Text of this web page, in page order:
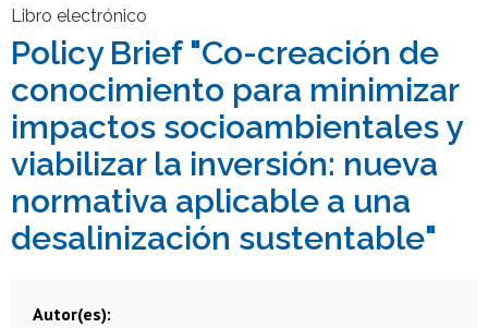
Funcionarias/os
Egresadas/os
Libro electrónico
Policy Brief "Co-creación de
conocimiento para minimizar
impactos socioambientales y
viabilizar la inversión: nueva
normativa aplicable a una
desalinización sustentable"
Autor(es)